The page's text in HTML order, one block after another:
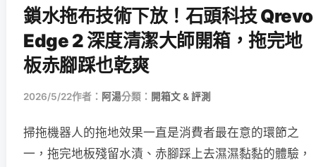
鎖水拖布技術下放！石頭科技 Qrevo
Edge 2 深度清潔大師開箱，拖完地
板赤腳踩也乾爽
2026/5/22作者： 阿湯分類： 開箱文 & 評測
掃拖機器人的拖地效果一直是消費者最在意的環節之
一，拖完地板殘留水漬、赤腳踩上去濕濕黏黏的體驗，